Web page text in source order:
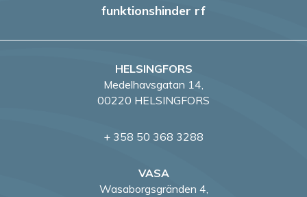
funktionshinder rf
HELSINGFORS
Medelhavsgatan 14,
00220 HELSINGFORS
+ 358 50 368 3288
VASA
Wasaborgsgränden 4,